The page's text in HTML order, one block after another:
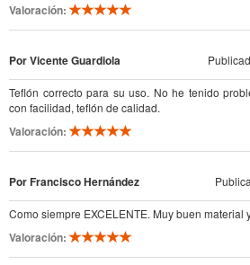
Valoración:
Por Vicente Guardiola
Teflón correcto para su uso. No he tenido
con facilidad, teflón de calidad.
Valoración:
Por Francisco Hernández
Como siempre EXCELENTE. Muy buen material
Valoración: